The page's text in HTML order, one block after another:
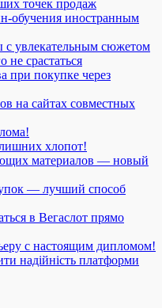
точек продаж
обучения иностранным
с увлекательным сюжетом
срастаться
при покупке через
на сайтах совместных
хлопот!
материалов — новый
— лучший способ
в Вегаслот прямо
с настоящим дипломом!
надійність платформи